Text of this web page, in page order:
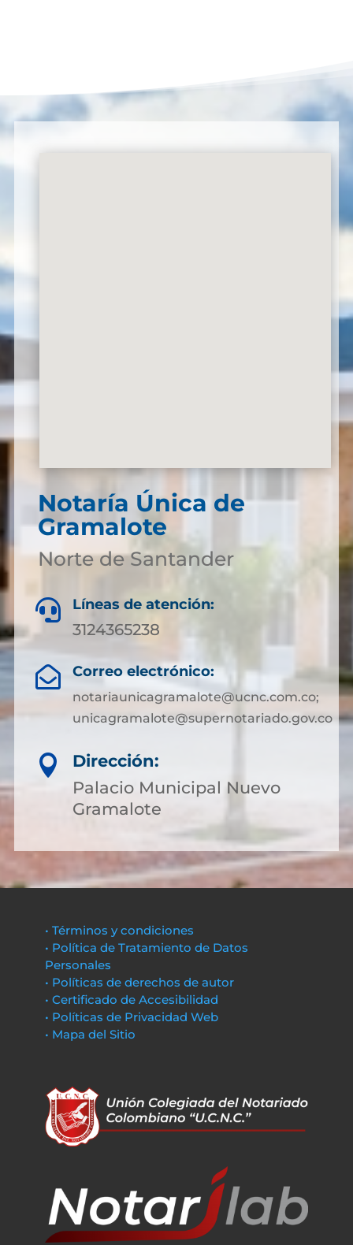
Notaría Única de
Gramalote
Norte de Santander
 Líneas de atención:
3124365238
 Correo electrónico:
notariaunicagramalote@ucnc.com.co;
unicagramalote@supernotariado.gov.co

Dirección:
Palacio Municipal Nuevo
Gramalote
• Términos y condiciones
• Política de Tratamiento de Datos
Personales
• Políticas de derechos de autor
• Certificado de Accesibilidad
• Políticas de Privacidad Web
• Mapa del Sitio